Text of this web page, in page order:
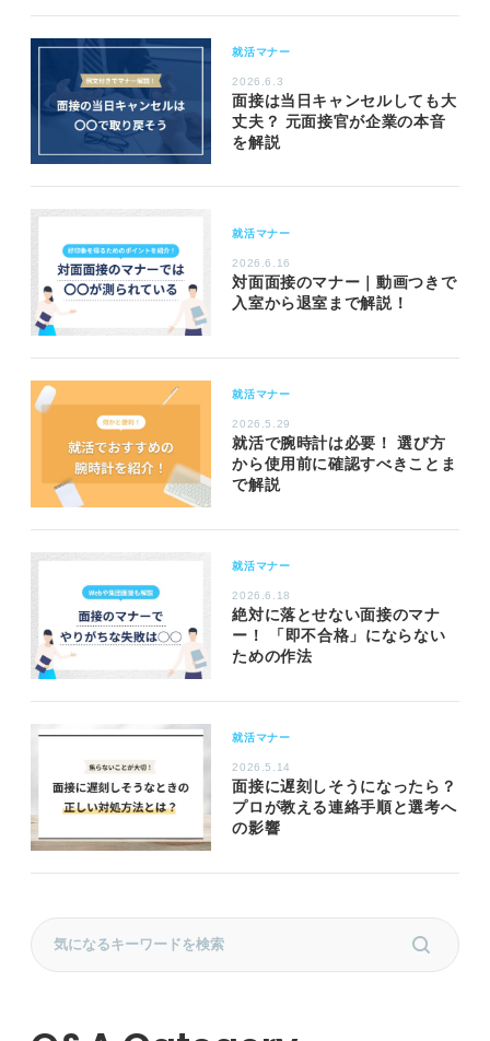
就活マナー
2026.6.3
面接は当日キャンセルしても大
丈夫？ 元面接官が企業の本音
を解説
就活マナー
2026.6.16
対面面接のマナー｜動画つきで
入室から退室まで解説！
就活マナー
2026.5.29
就活で腕時計は必要！ 選び方
から使用前に確認すべきことま
で解説
就活マナー
2026.6.18
絶対に落とせない面接のマナ
ー！ 「即不合格」にならない
ための作法
就活マナー
2026.5.14
面接に遅刻しそうになったら？
プロが教える連絡手順と選考へ
の影響